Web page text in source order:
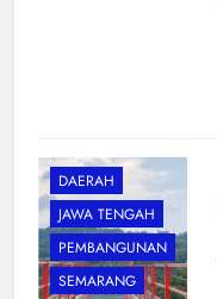
DAERAH
JAWA TENGAH
PEMBANGUNAN
SEMARANG